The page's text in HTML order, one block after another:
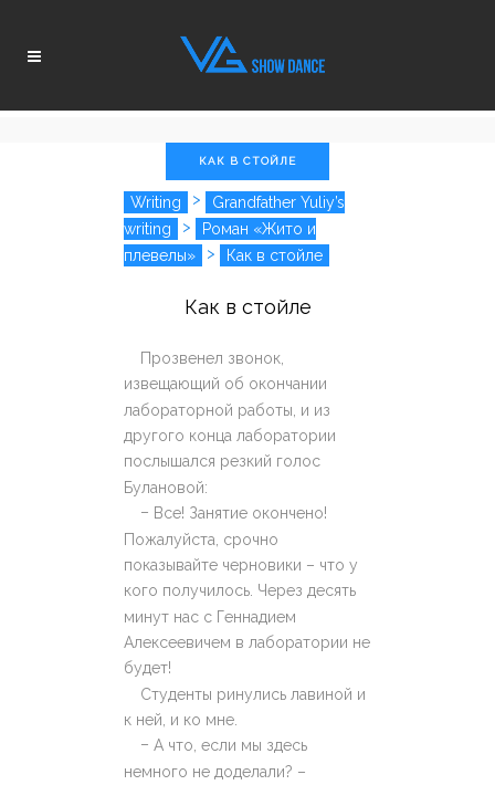
КАК В СТОЙЛЕ
Writing >
Grandfather Yuliy’s
writing
>
Роман «Жито и
плевелы»
> Как в стойле
Как в стойле
Прозвенел звонок,
извещающий об окончании
лабораторной работы, и из
другого конца лаборатории
послышался резкий голос
Булановой:
– Все! Занятие окончено!
Пожалуйста, срочно
показывайте черновики – что у
кого получилось. Через десять
минут нас с Геннадием
Алексеевичем в лаборатории не
будет!
Студенты ринулись лавиной и
к ней, и ко мне.
– А что, если мы здесь
немного не доделали? –